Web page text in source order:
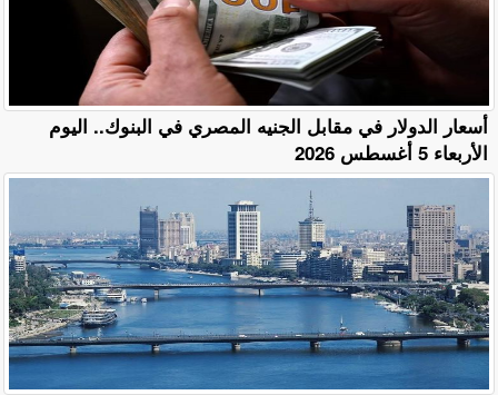
أسعار الدولار في مقابل الجنيه المصري في البنوك.. اليوم
الأربعاء 5 أغسطس 2026